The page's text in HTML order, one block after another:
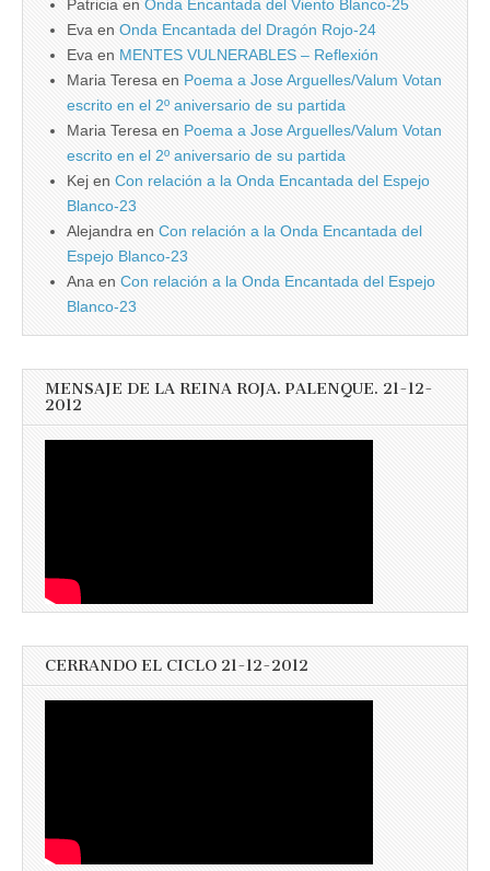
Patricia en Onda Encantada del Viento Blanco-25
Eva en Onda Encantada del Dragón Rojo-24
Eva en MENTES VULNERABLES – Reflexión
Maria Teresa en Poema a Jose Arguelles/Valum Votan
escrito en el 2º aniversario de su partida
Maria Teresa en Poema a Jose Arguelles/Valum Votan
escrito en el 2º aniversario de su partida
Kej en Con relación a la Onda Encantada del Espejo
Blanco-23
Alejandra en Con relación a la Onda Encantada del
Espejo Blanco-23
Ana en Con relación a la Onda Encantada del Espejo
Blanco-23
MENSAJE DE LA REINA ROJA. PALENQUE. 21-12-
2012
CERRANDO EL CICLO 21-12-2012